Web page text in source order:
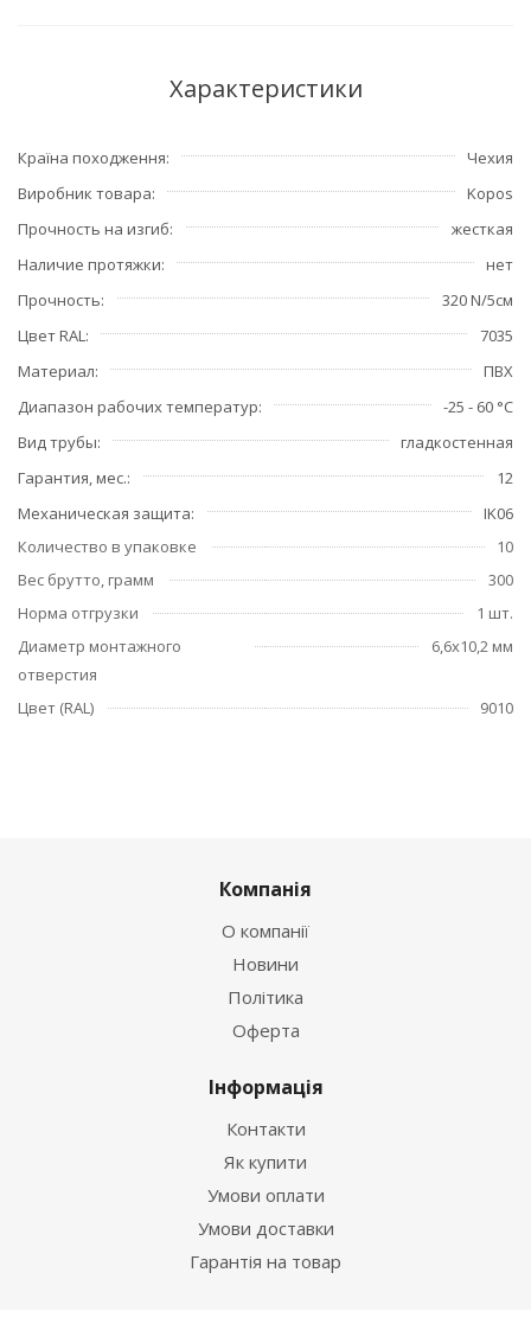
Характеристики
Країна походження
Чехия
Виробник товара
Kopos
Прочность на изгиб
жесткая
Наличие протяжки
нет
Прочность
320 N/5см
Цвет RAL
7035
Материал
ПВХ
Диапазон рабочих температур
-25 - 60 °C
Вид трубы
гладкостенная
Гарантия, мес.
12
Механическая защита
IK06
Количество в упаковке
10
Вес брутто, грамм
300
Норма отгрузки
1 шт.
Диаметр монтажного
отверстия
6,6x10,2 мм
Цвет (RAL) 9010
Компанія
О компанії
Новини
Політика
Оферта
Інформація
Контакти
Як купити
Умови оплати
Умови доставки
Гарантія на товар